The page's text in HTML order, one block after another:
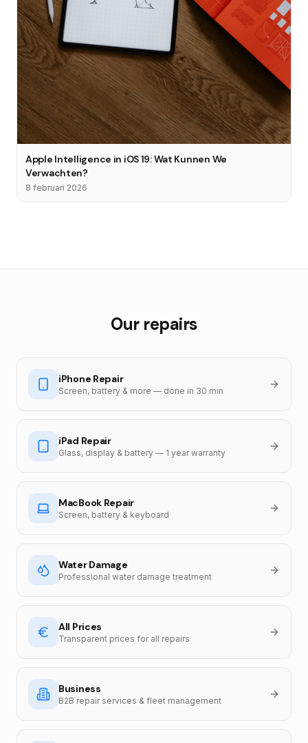
Apple Intelligence in iOS 19: Wat Kunnen We
Verwachten?
8 februari 2026
Our repairs
iPhone Repair
Screen, battery & more — done in 30 min
iPad Repair
Glass, display & battery — 1 year warranty
MacBook Repair
Screen, battery & keyboard
Water Damage
Professional water damage treatment
All Prices
Transparent prices for all repairs
Business
B2B repair services & fleet management